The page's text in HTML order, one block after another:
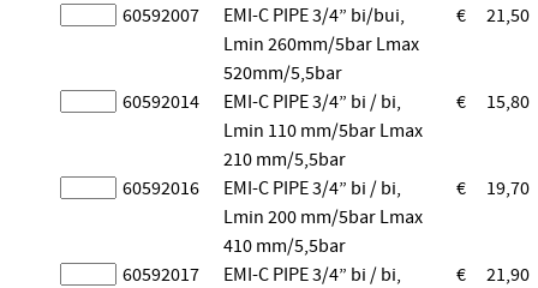
60592007
EMI-C PIPE 3/4” bi/bui,
Lmin 260mm/5bar Lmax
520mm/5,5bar
€ 21,50
60592014
EMI-C PIPE 3/4” bi / bi,
Lmin 110 mm/5bar Lmax
210 mm/5,5bar
€ 15,80
60592016
EMI-C PIPE 3/4” bi / bi,
Lmin 200 mm/5bar Lmax
410 mm/5,5bar
€ 19,70
60592017
EMI-C PIPE 3/4” bi / bi,
€ 21,90